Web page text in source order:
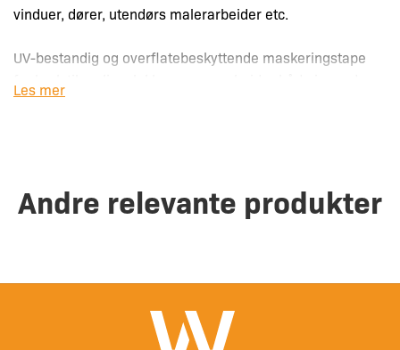
vinduer, dører, utendørs malerarbeider etc.
UV-bestandig og overflatebeskyttende maskeringstape
og utendørs. Høy klebeeffekt og solid vedheft.
Bruksområde: Innendørs og utendørs
Les mer
Andre relevante produkter